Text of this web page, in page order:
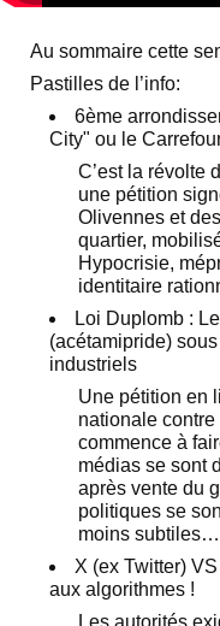
Au sommaire cette
Pastilles de l’info:
6ème
City" ou le
C’est la révolte
une pétition
Olivennes et
quartier,
Hypocrisie,
identitaire
Loi Duplomb :
(acétamipride)
industriels
Une pétition en
nationale
commence à
médias se sont
après vente du
politiques se
moins subtiles…
X (ex Twitter)
aux algorithmes !